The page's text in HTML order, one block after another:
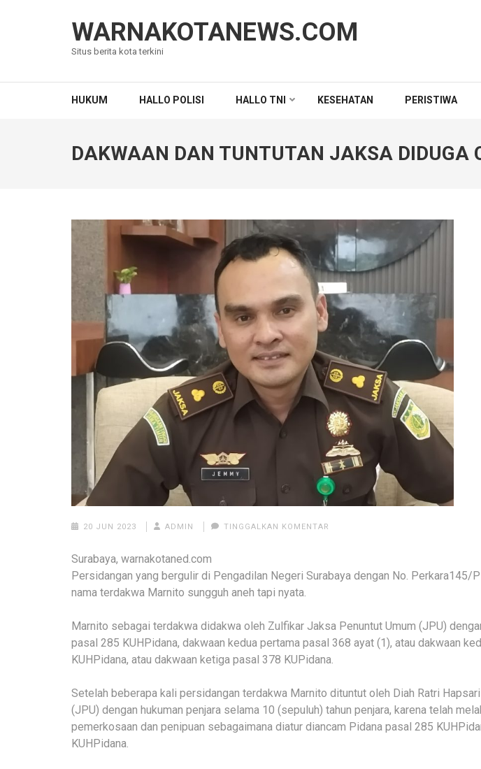
WARNAKOTANEWS.COM
Situs berita kota terkini
HUKUM HALLO POLISI HALLO TNI KESEHATAN PERISTIWA
DAKWAAN DAN TUNTUTAN JAKSA DIDUGA
20 JUN 2023 ADMIN TINGGALKAN KOMENTAR
Surabaya, warnakotaned.com
Persidangan yang bergulir di Pengadilan Negeri Surabaya dengan No.
nama terdakwa Marnito sungguh aneh tapi nyata.
Marnito sebagai terdakwa didakwa oleh Zulfikar Jaksa Penuntut Umum (JPU)
pasal 285 KUHPidana, dakwaan kedua pertama pasal 368 ayat (1), atau dakwaan
KUHPidana, atau dakwaan ketiga pasal 378 KUPidana.
Setelah beberapa kali persidangan terdakwa Marnito dituntut oleh Diah Ratri
(JPU) dengan hukuman penjara selama 10 (sepuluh) tahun penjara, karena telah
pemerkosaan dan penipuan sebagaimana diatur diancam Pidana pasal 285
KUHPidana.